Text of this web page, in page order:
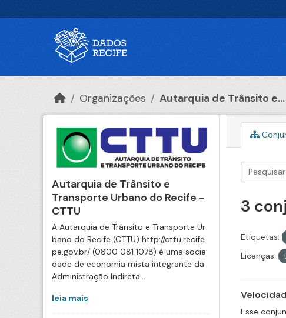
Organizações Autarquia de Trânsito e...
Autarquia de Trânsito e
Transporte Urbano do Recife -
CTTU
A Autarquia de Trânsito e Transporte Ur
bano do Recife (CTTU) http://cttu.recife.
pe.gov.br/ (0800 081 1078) é uma socie
dade de economia mista integrante da
Administração Indireta...
leia mais
3
Etiquetas:
Licenças:
Esse